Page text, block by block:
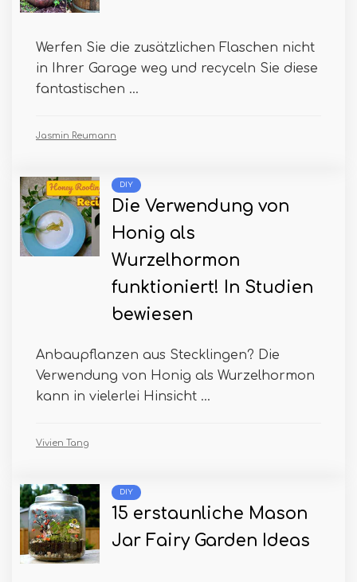
Werfen Sie die zusätzlichen Flaschen nicht
in Ihrer Garage weg und recyceln Sie diese
fantastischen ...
Jasmin Reumann
DIY
Die Verwendung von
Honig als
Wurzelhormon
funktioniert! In Studien
bewiesen
Anbaupflanzen aus Stecklingen? Die
Verwendung von Honig als Wurzelhormon
kann in vielerlei Hinsicht ...
Vivien Tang
DIY
15 erstaunliche Mason
Jar Fairy Garden Ideas